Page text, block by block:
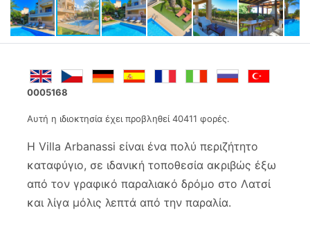
0005168
Αυτή η ιδιοκτησία έχει προβληθεί 40411 φορές.
Η Villa Arbanassi είναι ένα πολύ περιζήτητο
καταφύγιο, σε ιδανική τοποθεσία ακριβώς έξω
από τον γραφικό παραλιακό δρόμο στο Λατσί
και λίγα μόλις λεπτά από την παραλία.